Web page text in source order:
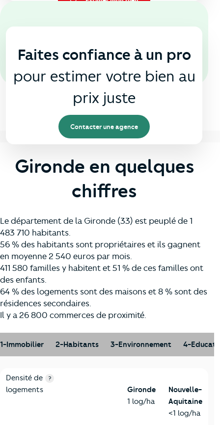
En agence
Faites confiance à un pro
pour estimer votre bien au
prix juste
Contacter une agence
Gironde en quelques
chiffres
Le département de la Gironde (33) est peuplé de 1
483 710 habitants.
56 % des habitants sont propriétaires et ils gagnent
en moyenne 2 540 euros par mois.
411 580 familles y habitent et 51 % de ces familles ont
des enfants.
64 % des logements sont des maisons et 8 % sont des
résidences secondaires.
Il y a 26 800 commerces de proximité.
1-Immobilier 2-Habitants 3-Environnement 4-
1-Immobilier
Critères Gironde
Densité de
logements
?
Gironde
1 log/ha
Nouvelle-
Aquitaine
<1 log/ha